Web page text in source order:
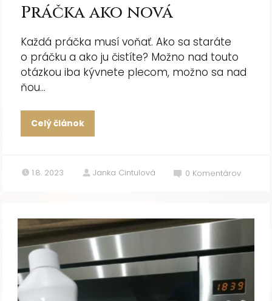
Práčka ako nová
Každá práčka musí voňať. Ako sa staráte
o práčku a ako ju čistíte? Možno nad touto
otázkou iba kývnete plecom, možno sa nad
ňou...
Celý článok
1.8. 2023 Janka Cintulová 0 Komentárov